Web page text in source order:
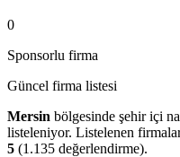
0
Sponsorlu firma
Güncel firma listesi
Mersin bölgesinde şehir içi
listeleniyor. Listelenen
5 (1.135 değerlendirme).